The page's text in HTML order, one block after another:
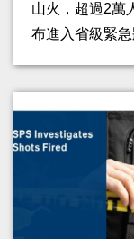
山火，超過2萬
布進入省級緊急